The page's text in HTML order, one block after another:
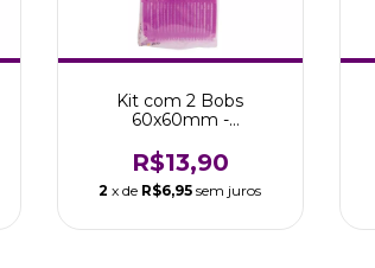
Kit com 2 Bobs
60x60mm -
Cachos Bonitta
R$13,90
2 x de R$6,95 sem juros